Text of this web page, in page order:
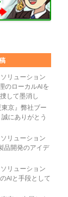
リューション
のローカルAIを
して墨消し
東京』弊社ブー
にありがとう
リューション
品開発のアイデ
リューション
AIと手段として